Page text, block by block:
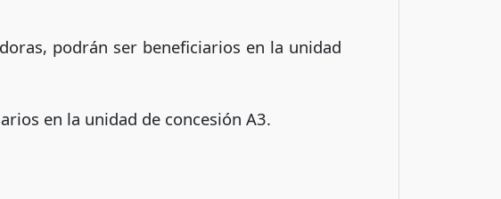
podrán ser beneficiarios en la unidad
en la unidad de concesión A3.